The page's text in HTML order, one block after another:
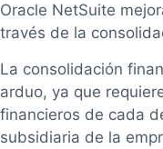
Oracle NetSuite
través de la
La consolidación
arduo, ya que
financieros de cada
subsidiaria de la